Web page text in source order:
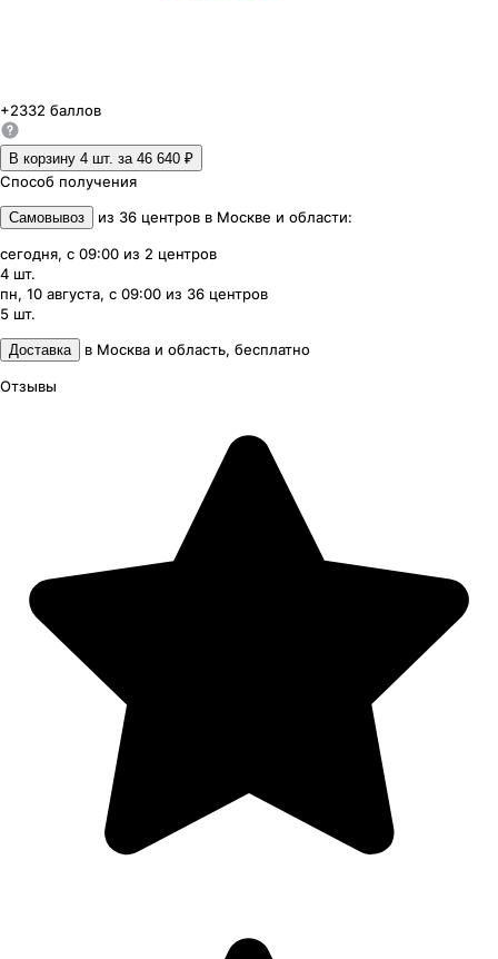
+2332 баллов
В корзину 4 шт. за 46 640 ₽
Способ получения
Самовывоз из 36 центров в Москве и области:
сегодня, с 09:00 из 2 центров
4 шт.
пн, 10 августа, с 09:00 из 36 центров
5 шт.
Доставка в Москва и область, бесплатно
Отзывы